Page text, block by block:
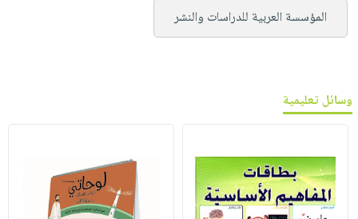
المؤسسة العربية للدراسات والنشر
وسائل تعليمية